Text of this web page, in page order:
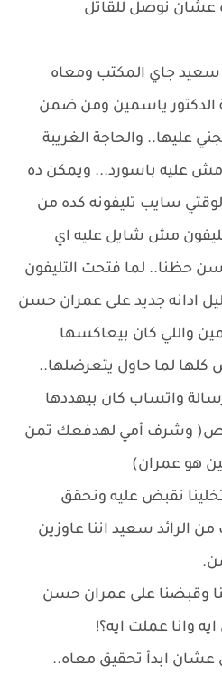
عشان نوصل للقاتل
سعيد جاي المكتب ومعاه
الدكتور ياسمين ومن ضمن
عليها.. والحاجة الغريبة
مش عليه باسورد... ويمكن ده
سايب تليفونه كده من
مش شايل عليه اي
حظنا.. لما فتحت التليفون
ادانه جديد على عمران حسن
واللي كان بيعاكسها
كلها لما حاول يتعرضلها..
واتساب كان بيهددها
وشرف أمي لهدفعك تمن
هو عمران)
نقبض عليه ونحقق
الرائد سعيد اننا عاوزين
وقبضنا على عمران حسن
وانا عملت ايه؟!
ابدأ تحقيق معاه..